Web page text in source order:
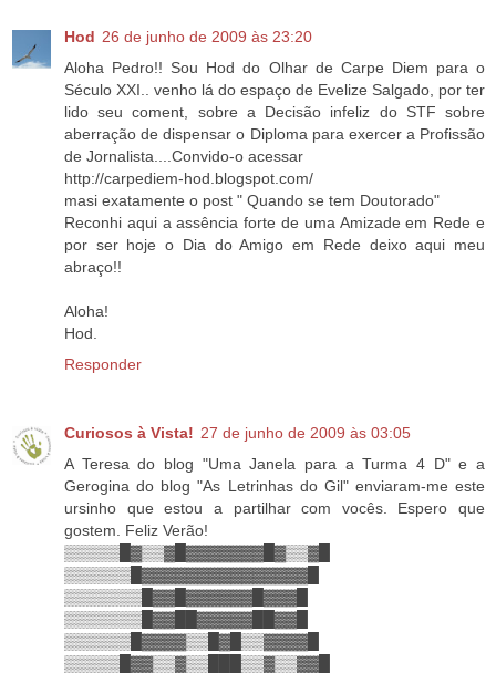
Hod 26 de junho de 2009 às 23:20
Aloha Pedro!! Sou Hod do Olhar de Carpe Diem para o
Século XXI.. venho lá do espaço de Evelize Salgado, por ter
lido seu coment, sobre a Decisão infeliz do STF sobre
aberração de dispensar o Diploma para exercer a Profissão
de Jornalista....Convido-o acessar
http://carpediem-hod.blogspot.com/
masi exatamente o post " Quando se tem Doutorado"
Reconhi aqui a assência forte de uma Amizade em Rede e
por ser hoje o Dia do Amigo em Rede deixo aqui meu
abraço!!
Aloha!
Hod.
Responder
Curiosos à Vista! 27 de junho de 2009 às 03:05
A Teresa do blog "Uma Janela para a Turma 4 D" e a
Gerogina do blog "As Letrinhas do Gil" enviaram-me este
ursinho que estou a partilhar com vocês. Espero que
gostem. Feliz Verão!
▒▒▒▒▒█▓▒▒▓█▓▓▓▓▓▓▓█▓▒▒▓█
▒▒▒▒▒▒█▓▓▓▓▓▓▓▓▓▓▓▓▓▓▓█
▒▒▒▒▒▒▒█▓▓█▓▓▓▓▓▓█▓▓▓█
▒▒▒▒▒▒▒█▓▓██▓▓▓▓▓██▓▓█
▒▒▒▒▒▒█▓▓▓▓▒▒█▓█▒▒▓▓▓▓█
▒▒▒▒▒█▓▓▒▒▓▒▒███▒▒▓▒▒▓▓█